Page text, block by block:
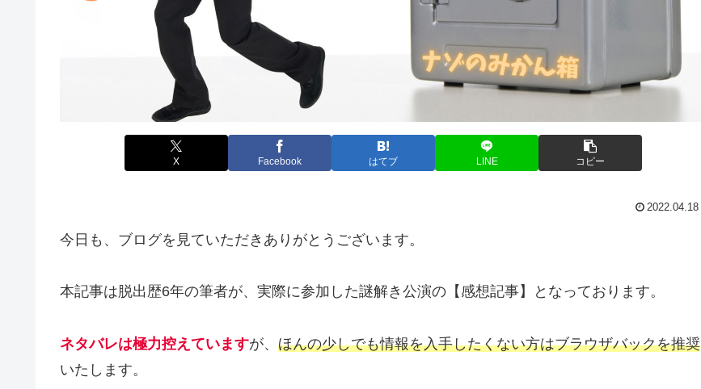
X Facebook はてブ LINE コピー
2022.04.18
今日も、ブログを見ていただきありがとうございます。
本記事は脱出歴6年の筆者が、実際に参加した謎解き公演の【感想記事】となっております。
ネタバレは極力控えていますが、 ほんの少しでも情報を入手したくない方はブラウザバックを推奨
いたします。